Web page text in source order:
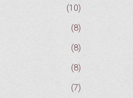
(10)
(8)
(8)
(8)
(7)